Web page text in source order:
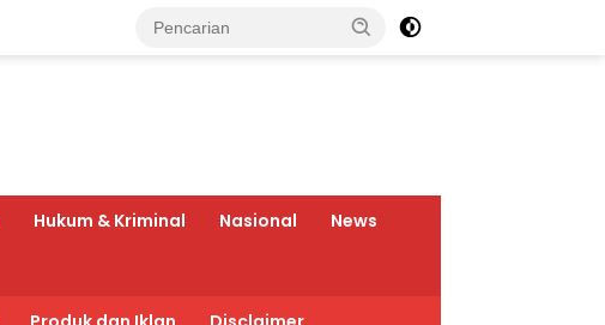
Hukum & Kriminal Nasional News